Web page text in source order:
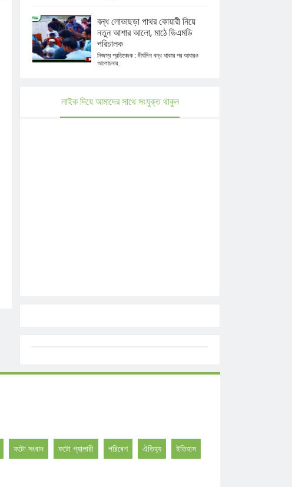
বন্ধ লোভাছড়া পাথর কোয়ারী নিয়ে
নতুন আশার আলো, মাঠে ডিএমডি
পরিচালক
নিজস্ব প্রতিবেদক : দীর্ঘদিন বন্ধ থাকার পর আবারও
আলোচনার...
লাইক দিয়ে আমাদের সাথে সংযুক্ত থাকুন
ফটো সংবাদ ফটো গ্যালারী পরিবেশ ঐতিহ্য ইতিহাস